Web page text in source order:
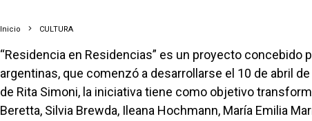
Inicio CULTURA
“Residencia en Residencias” es un proyecto concebido por siete artistas
argentinas, que comenzó a desarrollarse el 10 de abril
de Rita Simoni, la iniciativa tiene como objetivo
Beretta, Silvia Brewda, Ileana Hochmann, María Emilia